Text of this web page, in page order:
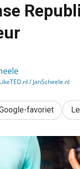
blockchain? De
/ JanScheele.nl
favoriet